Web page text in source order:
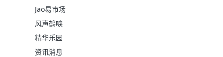
Jao易市场
风声鹤唳
精华乐园
资讯消息